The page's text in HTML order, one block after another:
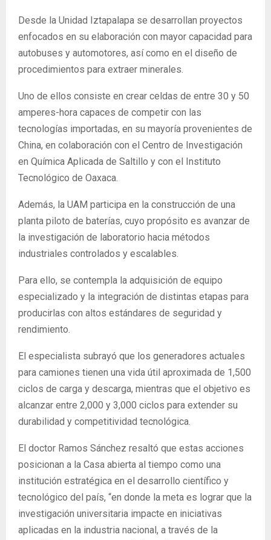
Desde la Unidad Iztapalapa se desarrollan proyectos
enfocados en su elaboración con mayor capacidad para
autobuses y automotores, así como en el diseño de
procedimientos para extraer minerales.
Uno de ellos consiste en crear celdas de entre 30 y 50
amperes-hora capaces de competir con las
tecnologías importadas, en su mayoría provenientes de
China, en colaboración con el Centro de Investigación
en Química Aplicada de Saltillo y con el Instituto
Tecnológico de Oaxaca.
Además, la UAM participa en la construcción de una
planta piloto de baterías, cuyo propósito es avanzar de
la investigación de laboratorio hacia métodos
industriales controlados y escalables.
Para ello, se contempla la adquisición de equipo
especializado y la integración de distintas etapas para
producirlas con altos estándares de seguridad y
rendimiento.
El especialista subrayó que los generadores actuales
para camiones tienen una vida útil aproximada de 1,500
ciclos de carga y descarga, mientras que el objetivo es
alcanzar entre 2,000 y 3,000 ciclos para extender su
durabilidad y competitividad tecnológica.
El doctor Ramos Sánchez resaltó que estas acciones
posicionan a la Casa abierta al tiempo como una
institución estratégica en el desarrollo científico y
tecnológico del país, “en donde la meta es lograr que la
investigación universitaria impacte en iniciativas
aplicadas en la industria nacional, a través de la